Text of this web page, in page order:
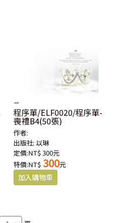
程序單/ELF0020/程序單-
喪禮B4(50張)
作者:
出版社:以琳
定價:NT$ 300元
特價:NT$ 300元